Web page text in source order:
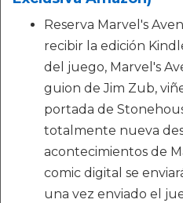
Reserva Marvel's
recibir la edición
del juego, Marvel's
guion de Jim Zub,
portada de
totalmente nueva
acontecimientos de
comic digital se
una vez enviado el